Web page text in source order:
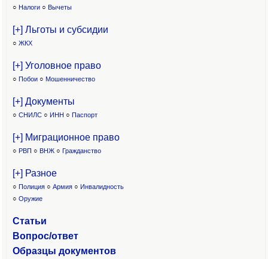
○ Налоги ○ Вычеты
[+] Льготы и субсидии
○ ЖКХ
[+] Уголовное право
○ Побои ○ Мошенничество
[+] Документы
○ СНИЛС ○ ИНН ○ Паспорт
[+] Миграционное право
○ РВП ○ ВНЖ ○ Гражданство
[+] Разное
○ Полиция ○ Армия ○ Инвалидность
○ Оружие
Статьи
Вопрос/ответ
Образцы документов